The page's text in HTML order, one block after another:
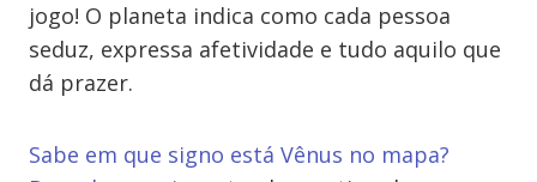
jogo! O planeta indica como cada pessoa
seduz, expressa afetividade e tudo aquilo que
dá prazer.
Sabe em que signo está Vênus no mapa?